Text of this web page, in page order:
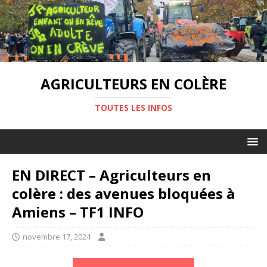
AGRICULTEURS EN COLÈRE
TOUTES LES INFOS
EN DIRECT – Agriculteurs en
colère : des avenues bloquées à
Amiens – TF1 INFO
novembre 17, 2024